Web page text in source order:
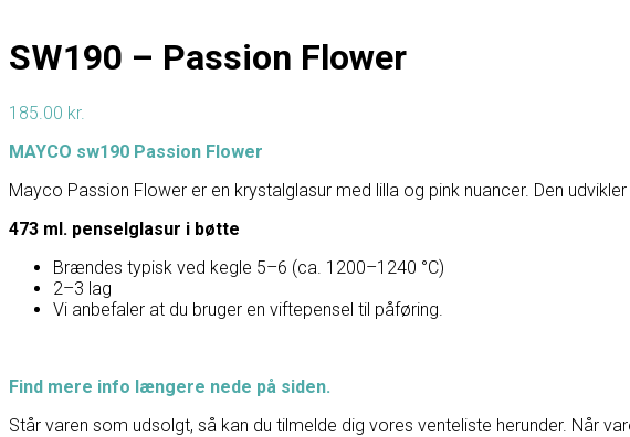
SW190 – Passion Flower
185.00 kr.
MAYCO sw190 Passion Flower
Mayco Passion Flower er en krystalglasur med lilla og pink nuancer. Den
473 ml. penselglasur i bøtte
Brændes typisk ved kegle 5–6 (ca. 1200–1240 °C)
2–3 lag
Vi anbefaler at du bruger en viftepensel til påføring.
Find mere info længere nede på siden.
Står varen som udsolgt, så kan du tilmelde dig vores venteliste herunder. Når